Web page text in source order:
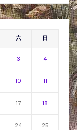
六 日
3 4
10 11
17 18
24 25